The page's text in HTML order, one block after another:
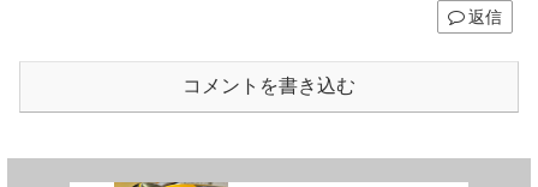
返信
コメントを書き込む